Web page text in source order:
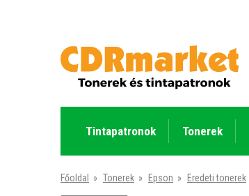
Tintapatronok Tonerek
Főoldal » Tonerek » Epson » Eredeti tonerek